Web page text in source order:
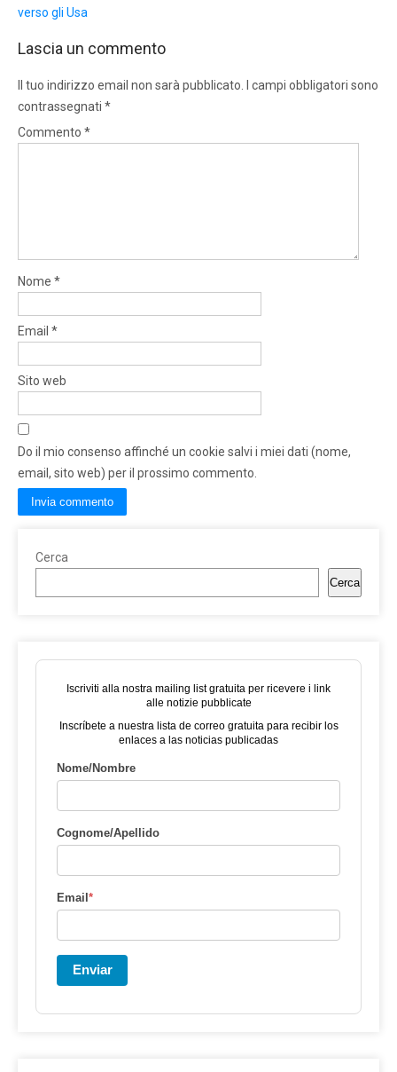
verso gli Usa
Lascia un commento
Il tuo indirizzo email non sarà pubblicato.
I campi obbligatori sono
contrassegnati *
Commento *
Nome *
Email *
Sito web
Do il mio consenso affinché un cookie salvi i miei dati (nome,
email, sito web) per il prossimo commento.
Cerca
Cerca
Iscriviti alla nostra mailing list gratuita per ricevere i link
alle notizie pubblicate
Inscríbete a nuestra lista de correo gratuita para recibir los
enlaces a las noticias publicadas
Nome/Nombre
Cognome/Apellido
Email*
Enviar